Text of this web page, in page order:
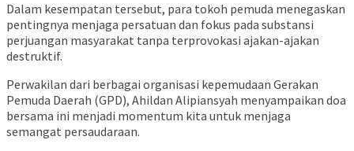
Dalam kesempatan tersebut, para tokoh pemuda menegaskan
pentingnya menjaga persatuan dan fokus pada substansi
perjuangan masyarakat tanpa terprovokasi ajakan-ajakan
destruktif.
Perwakilan dari berbagai organisasi kepemudaan Gerakan
Pemuda Daerah (GPD), Ahildan Alipiansyah menyampaikan doa
bersama ini menjadi momentum kita untuk menjaga
semangat persaudaraan.